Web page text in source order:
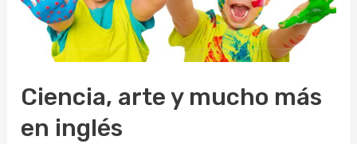
Ciencia, arte y mucho más
en inglés